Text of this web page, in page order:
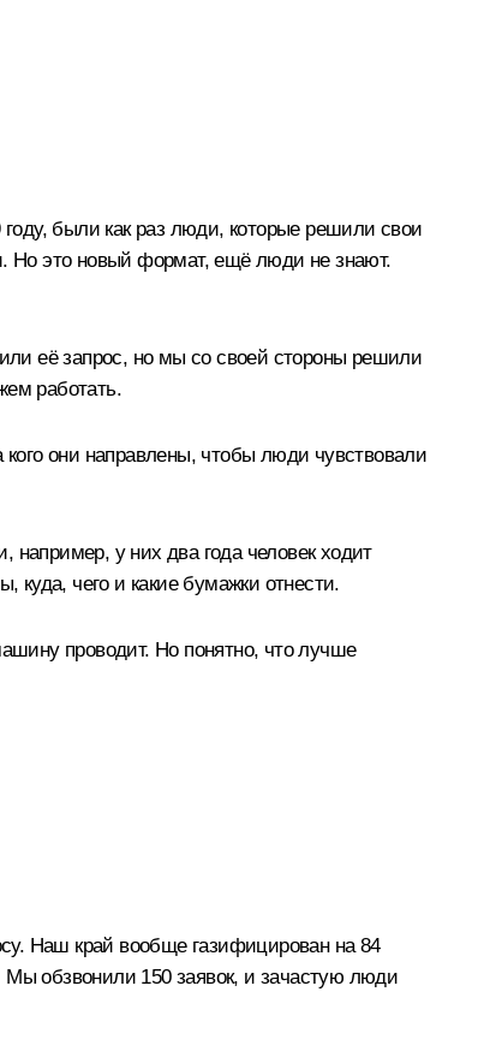
были как раз люди, которые решили свои
Но это новый формат, ещё люди не знают.
её запрос, но мы со своей стороны решили
работать.
они направлены, чтобы люди чувствовали
например, у них два года человек ходит
куда, чего и какие бумажки отнести.
проводит. Но понятно, что лучше
Наш край вообще газифицирован на 84
Мы обзвонили 150 заявок, и зачастую люди